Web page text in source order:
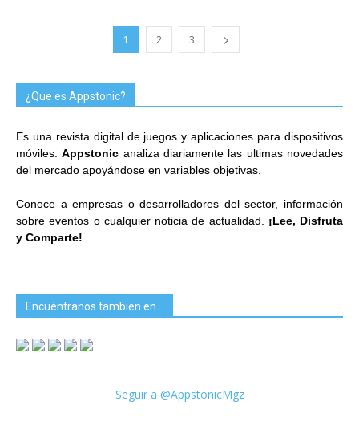
1 2 3
¿Que es Appstonic?
Es una revista digital de juegos y aplicaciones para dispositivos
móviles.Appstonic analiza diariamente las ultimas novedades
del mercado apoyándose en variables objetivas.
Conoce a empresas o desarrolladores del sector, información
sobre eventos o cualquier noticia de actualidad. ¡Lee, Disfruta
y Comparte!
Encuéntranos tambien en…
Seguir a @AppstonicMgz